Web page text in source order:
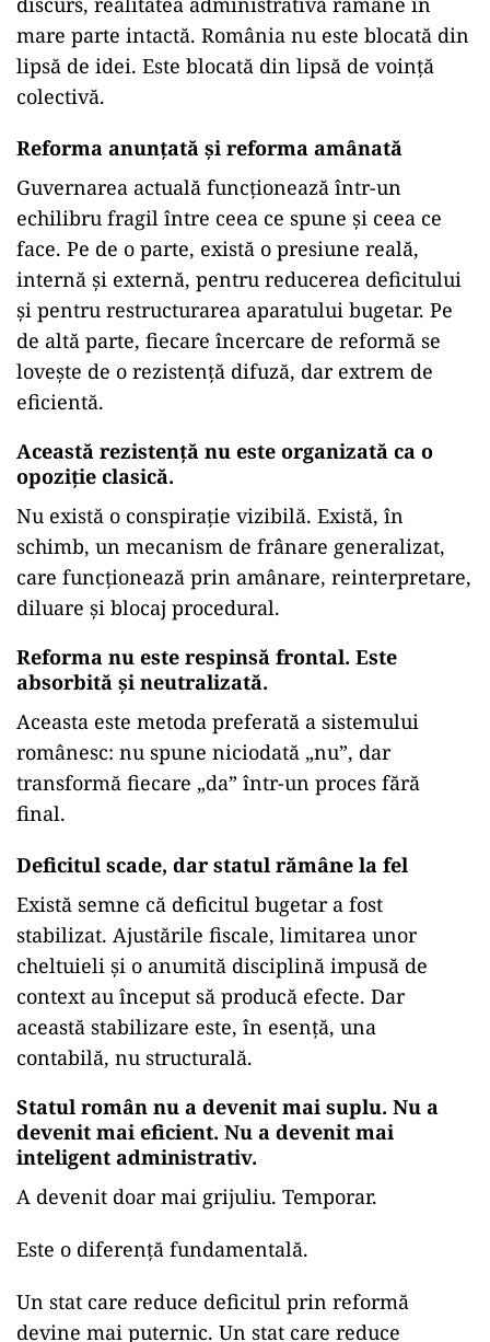
mare parte intactă. România nu este blocată din
lipsă de idei. Este blocată din lipsă de voință
colectivă.
Reforma anunțată și reforma amânată
Guvernarea actuală funcționează într-un
echilibru fragil între ceea ce spune și ceea ce
face. Pe de o parte, există o presiune reală,
internă și externă, pentru reducerea deficitului
și pentru restructurarea aparatului bugetar. Pe
de altă parte, fiecare încercare de reformă se
lovește de o rezistență difuză, dar extrem de
eficientă.
Această rezistență nu este organizată ca o
opoziție clasică.
Nu există o conspirație vizibilă. Există, în
schimb, un mecanism de frânare generalizat,
care funcționează prin amânare, reinterpretare,
diluare și blocaj procedural.
Reforma nu este respinsă frontal. Este
absorbită și neutralizată.
Aceasta este metoda preferată a sistemului
românesc: nu spune niciodată „nu”, dar
transformă fiecare „da” într-un proces fără
final.
Deficitul scade, dar statul rămâne la fel
Există semne că deficitul bugetar a fost
stabilizat. Ajustările fiscale, limitarea unor
cheltuieli și o anumită disciplină impusă de
context au început să producă efecte. Dar
această stabilizare este, în esență, una
contabilă, nu structurală.
Statul român nu a devenit mai suplu. Nu a
devenit mai eficient. Nu a devenit mai
inteligent administrativ.
A devenit doar mai grijuliu. Temporar.
Este o diferență fundamentală.
Un stat care reduce deficitul prin reformă
devine mai puternic. Un stat care reduce